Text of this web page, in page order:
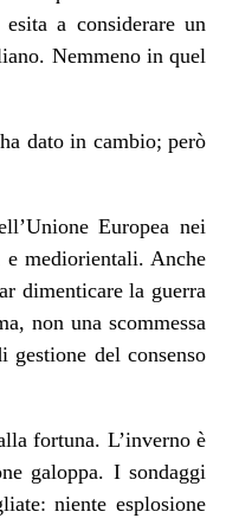
a considerare un
Nemmeno in quel
dato in cambio; però
Europea nei
mediorientali. Anche
dimenticare la guerra
non una scommessa
del consenso
fortuna. L’inverno è
galoppa. I sondaggi
niente esplosione